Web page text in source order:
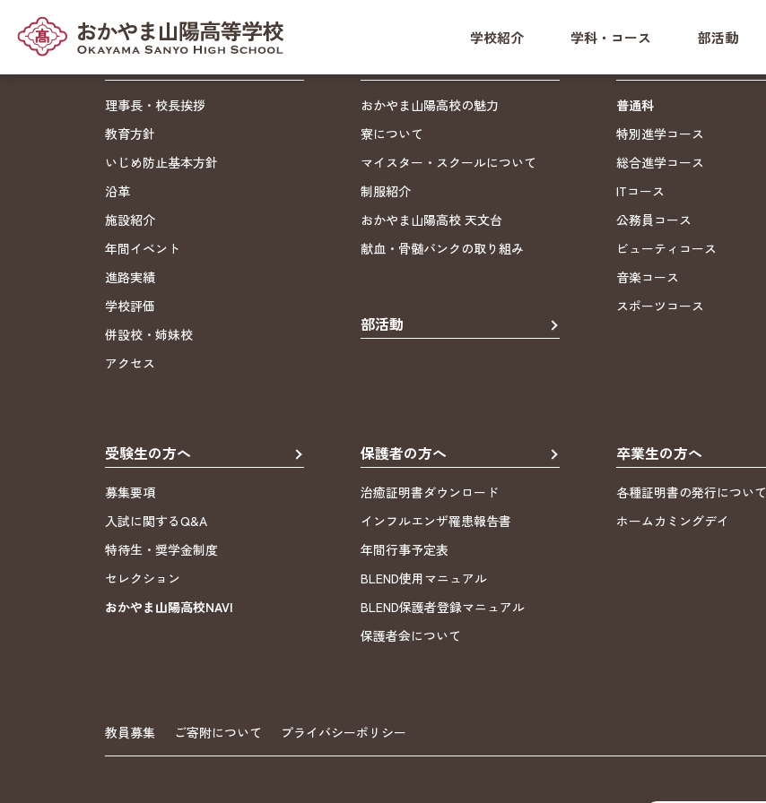
学校紹介 学科・コース 部活動
理事長・校長挨拶
教育方針
いじめ防止基本方針
沿革
施設紹介
年間イベント
進路実績
学校評価
併設校・姉妹校
アクセス
受験生の方へ
募集要項
入試に関するQ&A
特待生・奨学金制度
セレクション
おかやま山陽高校NAVI
おかやま山陽高校の魅力
寮について
マイスター・スクールについて
制服紹介
おかやま山陽高校 天文台
献血・骨髄バンクの取り組み
部活動
保護者の方へ
治癒証明書ダウンロード
インフルエンザ罹患報告書
年間行事予定表
BLEND使用マニュアル
BLEND保護者登録マニュアル
保護者会について
卒業生の方へ
各種証明書の発行について
ホームカミングデイ
普通科
特別進学コース
総合進学コース
ITコース
公務員コース
ビューティコース
音楽コース
スポーツコース
教員募集 ご寄附について プライバシーポリシー